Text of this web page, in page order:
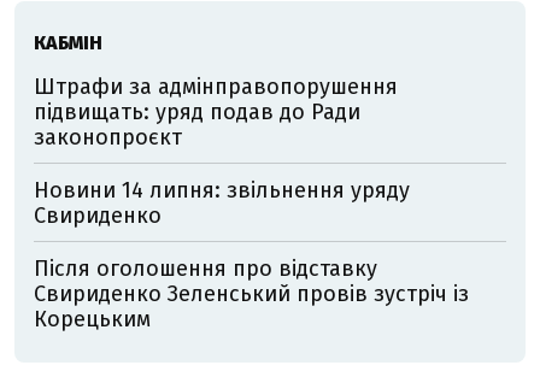
КАБМІН
Штрафи за адмінправопорушення
підвищать: уряд подав до Ради
законопроєкт
Новини 14 липня: звільнення уряду
Свириденко
Після оголошення про відставку
Свириденко Зеленський провів зустріч із
Корецьким